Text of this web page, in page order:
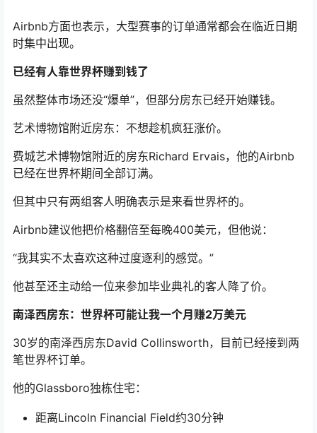
Airbnb方面也表示，大型赛事的订单通常都会在临近日期
时集中出现。
已经有人靠世界杯赚到钱了
虽然整体市场还没“爆单”，但部分房东已经开始赚钱。
艺术博物馆附近房东：不想趁机疯狂涨价。
费城艺术博物馆附近的房东Richard Ervais，他的Airbnb
已经在世界杯期间全部订满。
但其中只有两组客人明确表示是来看世界杯的。
Airbnb建议他把价格翻倍至每晚400美元，但他说：
“我其实不太喜欢这种过度逐利的感觉。”
他甚至还主动给一位来参加毕业典礼的客人降了价。
南泽西房东：世界杯可能让我一个月赚2万美元
30岁的南泽西房东David Collinsworth，目前已经接到两
笔世界杯订单。
他的Glassboro独栋住宅：
距离Lincoln Financial Field约30分钟